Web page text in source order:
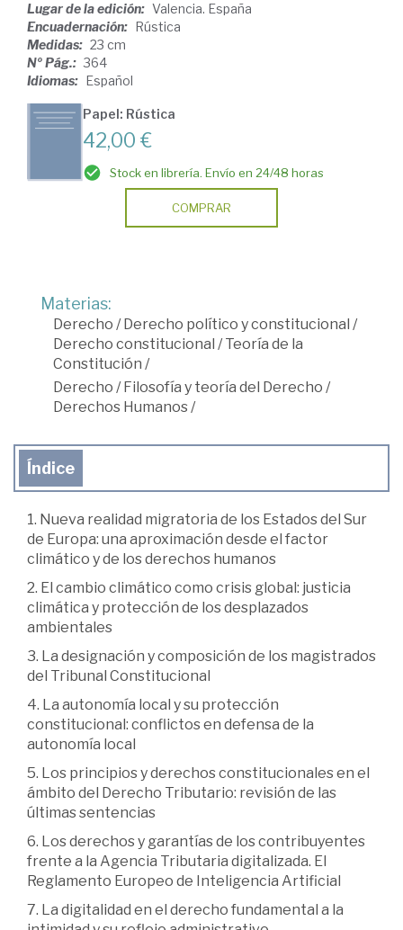
Lugar de la edición: Valencia. España
Encuadernación: Rústica
Medidas: 23 cm
Nº Pág.: 364
Idiomas: Español
Papel: Rústica
42,00 €
Stock en librería. Envío en 24/48 horas
COMPRAR
Materias:
Derecho / Derecho político y constitucional /
Derecho constitucional /Teoría de la
Constitución /
Derecho / Filosofía y teoría del Derecho /
Derechos Humanos/
Índice
1. Nueva realidad migratoria de los Estados del Sur
de Europa: una aproximación desde el factor
climático y de los derechos humanos
2. El cambio climático como crisis global: justicia
climática y protección de los desplazados
ambientales
3. La designación y composición de los magistrados
del Tribunal Constitucional
4. La autonomía local y su protección
constitucional: conflictos en defensa de la
autonomía local
5. Los principios y derechos constitucionales en el
ámbito del Derecho Tributario: revisión de las
últimas sentencias
6. Los derechos y garantías de los contribuyentes
frente a la Agencia Tributaria digitalizada. El
Reglamento Europeo de Inteligencia Artificial
7. La digitalidad en el derecho fundamental a la